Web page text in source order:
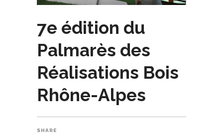
7e édition du
Palmarès des
Réalisations Bois
Rhône-Alpes
SHARE